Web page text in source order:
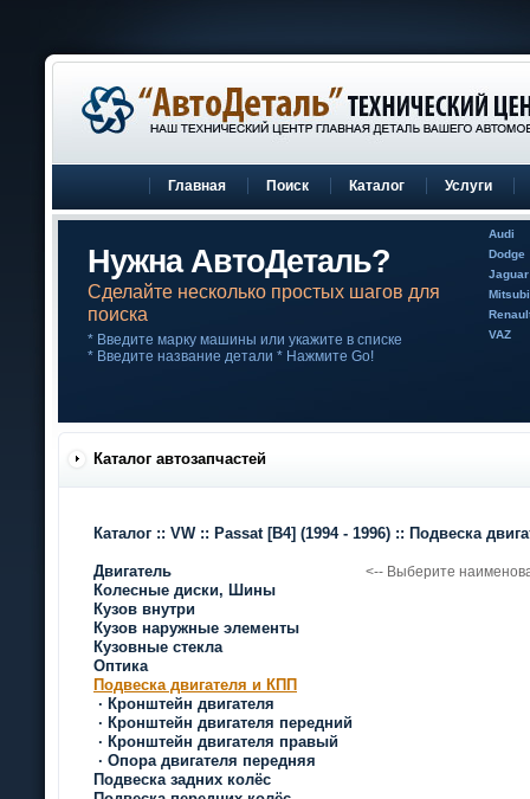
Главная Поиск Каталог Услуги
Нужна АвтоДеталь?
Сделайте несколько простых шагов для
поиска
* Введите марку машины или укажите в списке
* Введите название детали * Нажмите Go!
Audi
Dodge
Jaguar
VAZ
Каталог автозапчастей
Каталог :: VW:: Passat [B4] (1994 - 1996) :: Подвеска
Двигатель
Колесные диски, Шины
Кузов внутри
Кузов наружные элементы
Кузовные стекла
Оптика
Подвеска двигателя и КПП
· Кронштейн двигателя
· Кронштейн двигателя передний
· Кронштейн двигателя правый
· Опора двигателя передняя
Подвеска задних колёс
<-- Выберите